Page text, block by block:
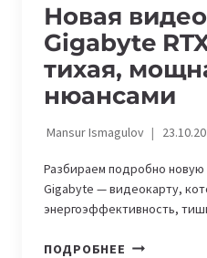
Новая
Gigabyte
тихая,
нюансами
Mansur Ismagulov
Разбираем подробно новую
Gigabyte — видеокарту,
энергоэффективность,
ПОДРОБНЕЕ НОВАЯ